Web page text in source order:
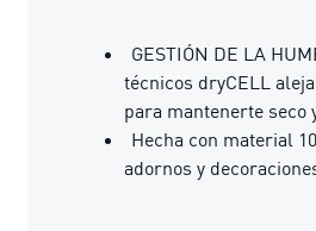
GESTIÓN DE LA
técnicos dryCELL
para mantenerte seco
Hecha con material
adornos y